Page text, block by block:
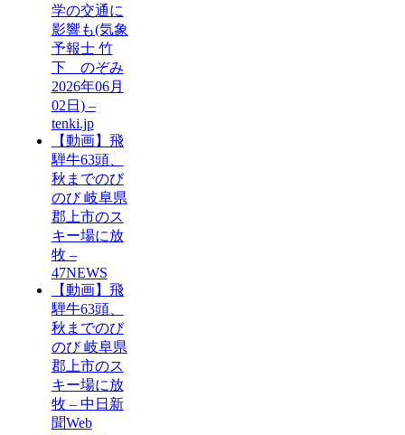
学の交通に
影響も(気象
予報士 竹
下 のぞみ
2026年06月
02日) –
tenki.jp
【動画】飛
騨牛63頭、
秋までのび
のび 岐阜県
郡上市のス
キー場に放
牧 –
47NEWS
【動画】飛
騨牛63頭、
秋までのび
のび 岐阜県
郡上市のス
キー場に放
牧 – 中日新
聞Web